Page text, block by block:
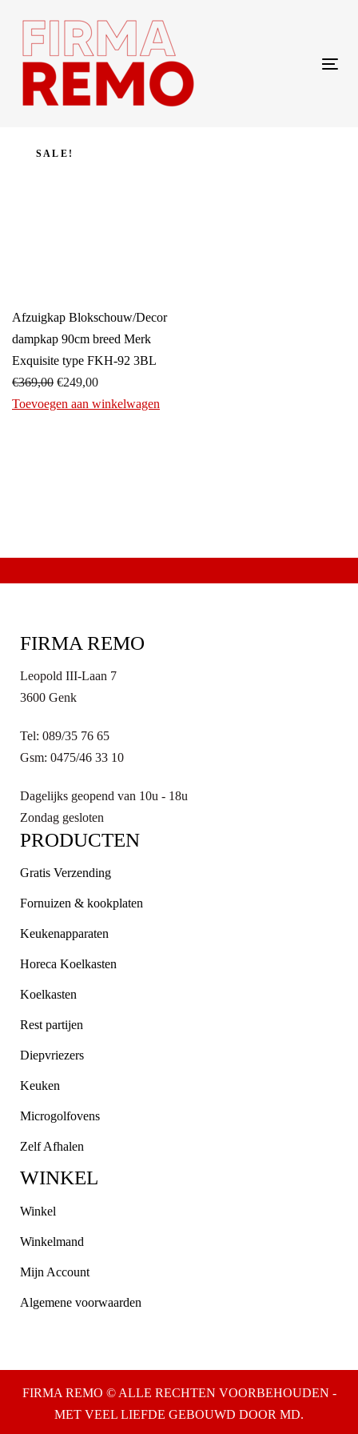
content
SALE!
Afzuigkap Blokschouw/Decor
dampkap 90cm breed Merk
Exquisite type FKH-92 3BL
€369,00
Original
price
€249,00
Current
price
Toevoegen aan winkelwagen
FIRMA REMO
Leopold III-Laan 7
3600 Genk
Tel: 089/35 76 65
Gsm: 0475/46 33 10
Dagelijks geopend van 10u - 18u
Zondag gesloten
PRODUCTEN
Gratis Verzending
Fornuizen & kookplaten
Keukenapparaten
Horeca Koelkasten
Koelkasten
Rest partijen
Diepvriezers
Keuken
Microgolfovens
Zelf Afhalen
WINKEL
Winkel
Winkelmand
Mijn Account
Algemene voorwaarden
FIRMA REMO © ALLE RECHTEN VOORBEHOUDEN -
MET VEEL LIEFDE GEBOUWD DOOR MD.